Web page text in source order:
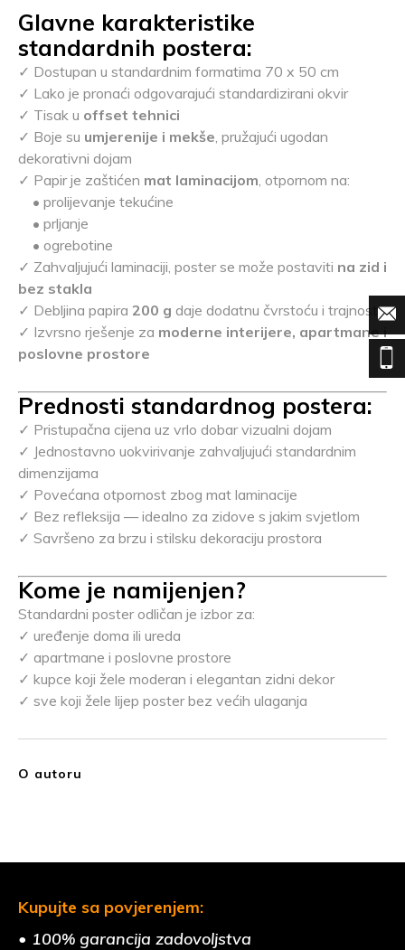
Glavne karakteristike
standardnih postera:
✓ Dostupan u standardnim formatima 70 x 50 cm
✓ Lako je pronaći odgovarajući standardizirani okvir
✓ Tisak u offset tehnici
✓ Boje su umjerenije i mekše, pružajući ugodan
dekorativni dojam
✓ Papir je zaštićen mat laminacijom, otpornom na:
• prolijevanje tekućine
• prljanje
• ogrebotine
✓ Zahvaljujući laminaciji, poster se može postaviti na zid i
bez stakla
✓ Debljina papira 200 g daje dodatnu čvrstoću i trajnost
✓ Izvrsno rješenje za moderne interijere, apartmane i
poslovne prostore
Prednosti standardnog postera:
✓ Pristupačna cijena uz vrlo dobar vizualni dojam
✓ Jednostavno uokvirivanje zahvaljujući standardnim
dimenzijama
✓ Povećana otpornost zbog mat laminacije
✓ Bez refleksija — idealno za zidove s jakim svjetlom
✓ Savršeno za brzu i stilsku dekoraciju prostora
Kome je namijenjen?
Standardni poster odličan je izbor za:
✓ uređenje doma ili ureda
✓ apartmane i poslovne prostore
✓ kupce koji žele moderan i elegantan zidni dekor
✓ sve koji žele lijep poster bez većih ulaganja
O autoru
Kupujte sa povjerenjem:
• 100% garancija zadovoljstva